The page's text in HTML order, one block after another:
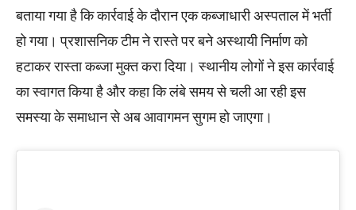
बताया गया है कि कार्रवाई के दौरान एक कब्जाधारी अस्पताल में भर्ती
हो गया। प्रशासनिक टीम ने रास्ते पर बने अस्थायी निर्माण को
हटाकर रास्ता कब्जा मुक्त करा दिया। स्थानीय लोगों ने इस कार्रवाई
का स्वागत किया है और कहा कि लंबे समय से चली आ रही इस
समस्या के समाधान से अब आवागमन सुगम हो जाएगा।